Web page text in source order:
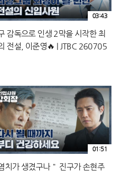
감독으로 인생 2막을 시작한 최
전설, 이준영🔥 | JTBC 260705
03:43
치가 생겼구나＂ 진구가 손현주
01:51